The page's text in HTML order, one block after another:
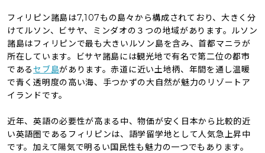
フィリピン諸島は7,107もの島々から構成されており、大きく分
けてルソン、ビサヤ、ミンダオの３つの地域があります。ルソン
諸島はフィリピンで最も大きいルソン島を含み、首都マニラが
所在しています。ビサヤ諸島には観光地で有名で第二位の都市
であるセブ島があります。赤道に近い土地柄、年間を通し温暖
で青く透明度の高い海、手つかずの大自然が魅力のリゾートア
イランドです。
近年、英語の必要性が高まる中、物価が安く日本から比較的近
い英語圏であるフィリピンは、語学留学地として人気急上昇中
です。加えて陽気で明るい国民性も魅力の一つでもあります。